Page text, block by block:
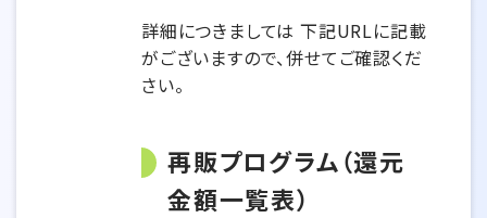
詳細につきましては 下記URLに記載
がございますので、併せてご確認くだ
さい。
再販プログラム（還元
金額一覧表）